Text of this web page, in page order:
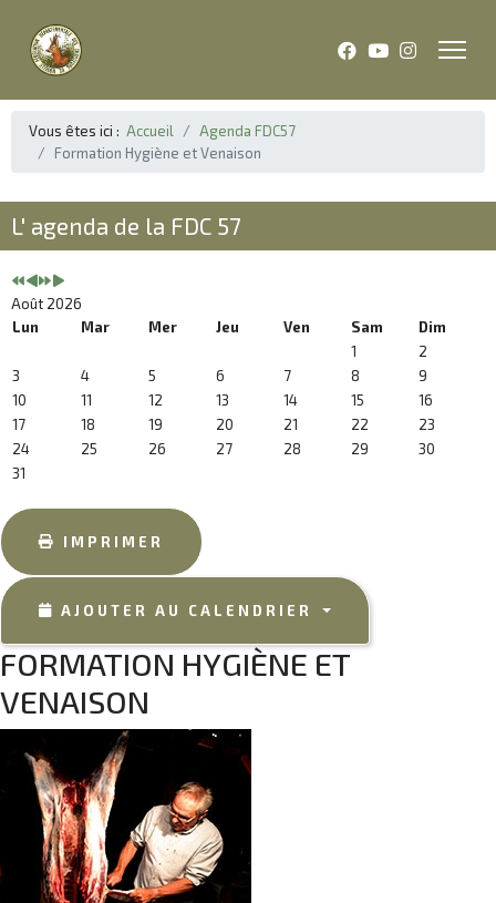
Vous êtes ici : Accueil
Agenda FDC57
Formation Hygiène et Venaison
L' agenda de la FDC 57
précédente
précédent
suivante
suivant
Août 2026
Lun
Mar Mer Jeu Ven Sam
Dim
1
2
3
4 5 6 7 8
9
10
11 12 13 14 15
16
17
18 19 20 21 22
23
24
25 26 27 28 29
30
31
IMPRIMER
AJOUTER AU CALENDRIER
FORMATION HYGIÈNE ET
VENAISON